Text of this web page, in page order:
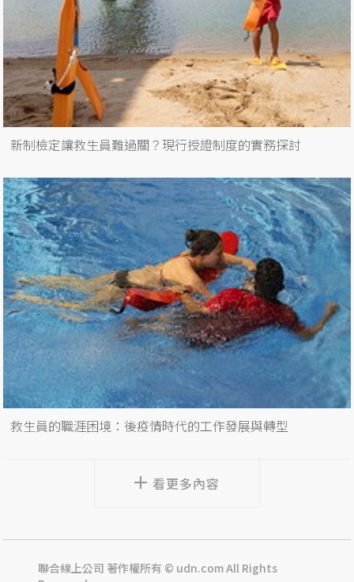
新制檢定讓救生員難過關？現行授證制度的實務探討
救生員的職涯困境：後疫情時代的工作發展與轉型
看更多內容
聯合線上公司 著作權所有 © udn.com All Rights